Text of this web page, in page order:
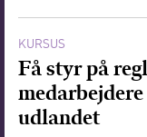
KURSUS
Få styr på
udlandet